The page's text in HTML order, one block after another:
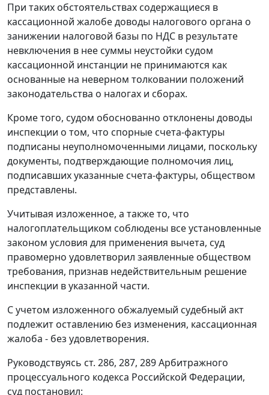
При таких обстоятельствах содержащиеся в
кассационной жалобе доводы налогового органа о
занижении налоговой базы по НДС в результате
невключения в нее суммы неустойки судом
кассационной инстанции не принимаются как
основанные на неверном толковании положений
законодательства о налогах и сборах.
Кроме того, судом обоснованно отклонены доводы
инспекции о том, что спорные счета-фактуры
подписаны неуполномоченными лицами, поскольку
документы, подтверждающие полномочия лиц,
подписавших указанные счета-фактуры, обществом
представлены.
Учитывая изложенное, а также то, что
налогоплательщиком соблюдены все установленные
законом условия для применения вычета, суд
правомерно удовлетворил заявленные обществом
требования, признав недействительным решение
инспекции в указанной части.
С учетом изложенного обжалуемый судебный акт
подлежит оставлению без изменения, кассационная
жалоба - без удовлетворения.
Руководствуясь ст. 286, 287, 289Арбитражного
процессуального кодекса Российской Федерации,
суд постановил: